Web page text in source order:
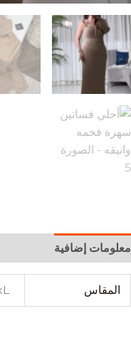
معلومات إضافية
المقاس